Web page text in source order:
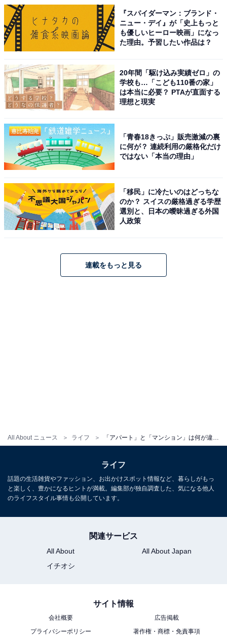
All About ニュース ライフ
ちなみに、英語のreformに住宅を修復するという意味は
なく、英語ではどちらもrenovationと表現します。
「鉄筋」と「鉄骨」の違い
一方の「鉄骨」とは、鉄の合金である鋼を骨組みに使用
レハブ住宅などは「軽量鉄骨造」、6mm以上のコンテナ
ハウスなどは「重量鉄骨造」と分類されます。
トを抑えやすく、工期も短いというメリットがありま
す。ただし、耐火性や防音性は鉄筋コンクリートの方が
上とされています。
また、鉄筋コンクリートの支柱に鉄骨を利用した「鉄筋
鉄骨コンクリート造」は、鉄筋造より軽いので、高層階
でも柱や梁の太さを抑えることができます。その反面、
『スパイダーマン：ブランド・
ニュー・デイ』が「史上もっと
も優しいヒーロー映画」になっ
た理由。予習したい作品は？
20年間「駆け込み実績ゼロ」の
学校も…「こども110番の家」
は本当に必要？ PTAが直面する
理想と現実
「青春18きっぷ」販売激減の裏
に何が？ 連続利用の厳格化だけ
ではない「本当の理由」
「移民」に冷たいのはどっちな
のか？ スイスの厳格過ぎる学歴
選別と、日本の曖昧過ぎる外国
人政策
連載をもっと見る
ライフ
話題の生活雑貨やファッション、お出かけスポット情報など、暮らしがもっ
と楽しく、豊かになるヒントが満載。編集部が独自調査した、気になる他人
のライフスタイル事情も公開しています。
関連サービス
All About
All About Japan
イチオシ
サイト情報
会社概要
広告掲載
プライバシーポリシー
著作権・商標・免責事項